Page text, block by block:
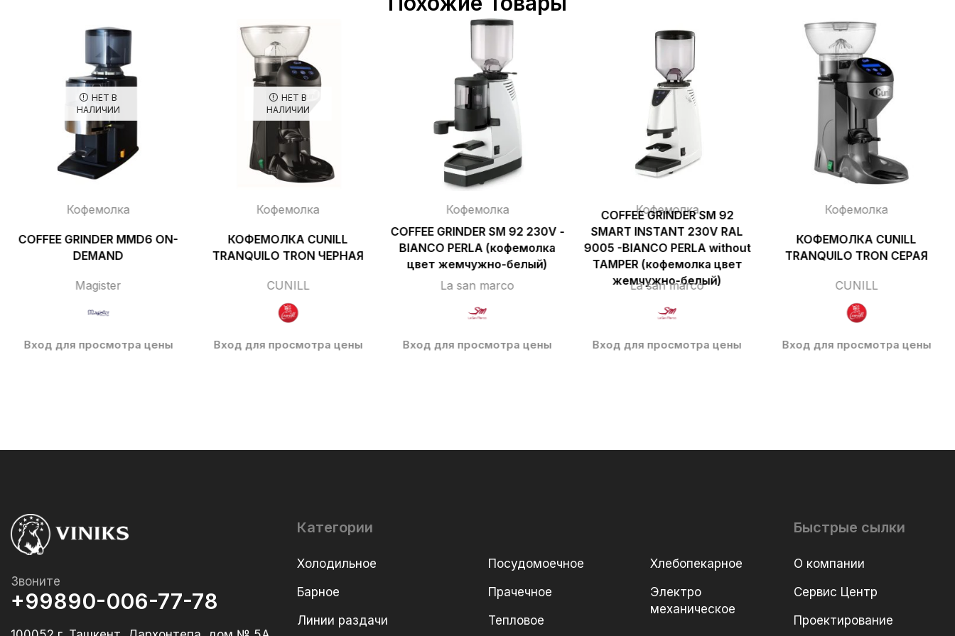
НЕТ В
НАЛИЧИИ
Кофемолка
COFFEE GRINDER MMD6 ON-
DEMAND
Magister
Вход для просмотра цены
НЕТ В
НАЛИЧИИ
Кофемолка
КОФЕМОЛКА CUNILL
TRANQUILO TRON ЧЕРНАЯ
CUNILL
Вход для просмотра цены
Кофемолка
COFFEE GRINDER SM 92 230V -
BIANCO PERLA (кофемолка
цвет жемчужно-белый)
La san marco
Вход для просмотра цены
Кофемолка
COFFEE GRINDER SM 92
SMART INSTANT 230V RAL
9005 -BIANCO PERLA without
TAMPER (кофемолка цвет
жемчужно-белый)
La san marco
Вход для просмотра цены
Кофемолка
КОФЕМОЛКА CUNILL
TRANQUILO TRON СЕРАЯ
CUNILL
Вход для просмотра цены
Звоните
+99890-006-77-78
Категории
Холодильное
Барное
Линии раздачи
Посудомоечное
Прачечное
Тепловое
Хлебопекарное
Электро
механическое
Быстрые сылки
О компании
Сервис Центр
Проектирование